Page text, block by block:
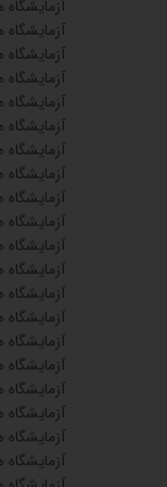
آزمایشگاه
آزمایشگاه
آزمایشگاه
آزمایشگاه
آزمایشگاه
آزمایشگاه
آزمایشگاه
آزمایشگاه
آزمایشگاه
آزمایشگاه
آزمایشگاه